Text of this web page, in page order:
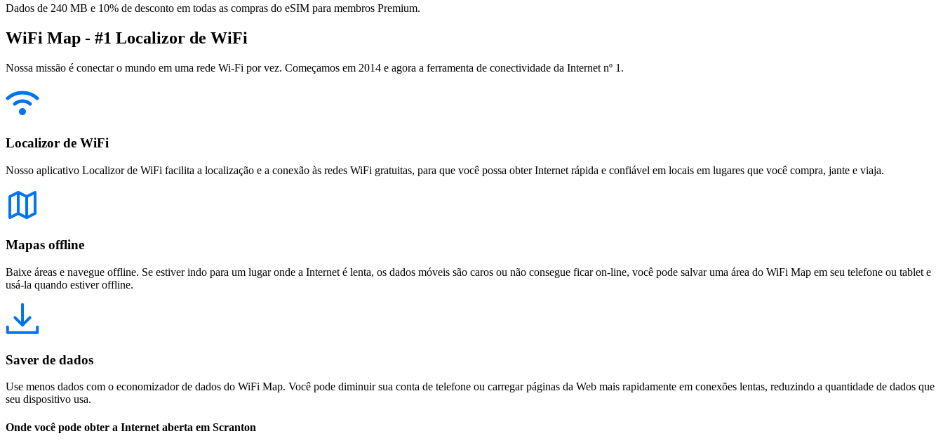
Dados de 240 MB e 10% de desconto em todas as compras do eSIM para membros Premium.
WiFi Map - #1 Localizor de WiFi
Nossa missão é conectar o mundo em uma rede Wi-Fi por vez. Começamos em 2014 e agora a ferramenta de conectividade da Internet nº 1.
Localizor de WiFi
Nosso aplicativo Localizor de WiFi facilita a localização e a conexão às redes WiFi gratuitas, para que você possa obter Internet rápida e confiável em locais em lugares que você compra, jante e viaja.
Mapas offline
Baixe áreas e navegue offline. Se estiver indo para um lugar onde a Internet é lenta, os dados móveis são caros ou não consegue ficar on-line, você pode salvar uma área do WiFi Map em seu telefone ou tablet e
usá-la quando estiver offline.
Saver de dados
Use menos dados com o economizador de dados do WiFi Map. Você pode diminuir sua conta de telefone ou carregar páginas da Web mais rapidamente em conexões lentas, reduzindo a quantidade de dados que
seu dispositivo usa.
Onde você pode obter a Internet aberta em Scranton